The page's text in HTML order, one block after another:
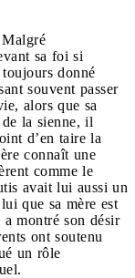
sa foi si
donné
souvent passer
alors que sa
la sienne, il
d’en taire la
connaît une
comme le
avait lui aussi un
que sa mère est
montré son désir
ont soutenu
un rôle